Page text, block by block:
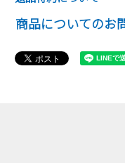
商品についてのお